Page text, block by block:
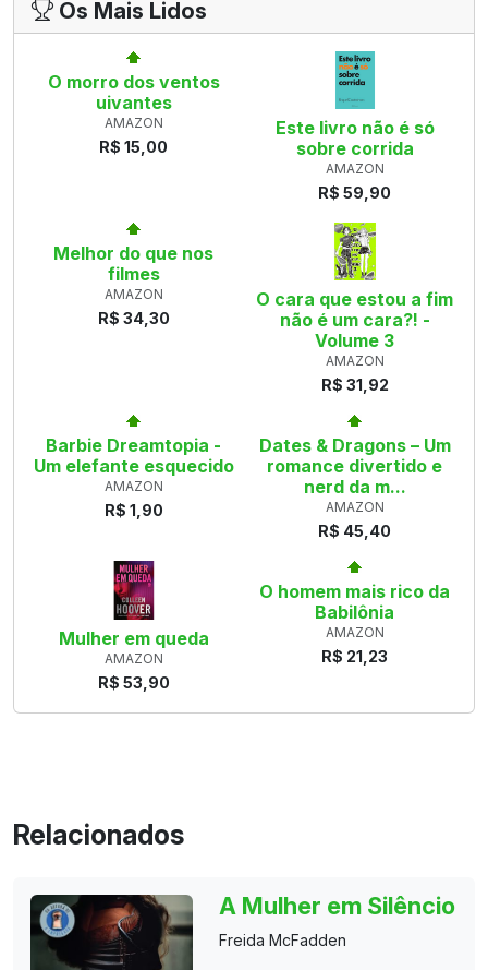
Os Mais Lidos
O morro dos ventos
uivantes
AMAZON
R$ 15,00
Este livro não é só
sobre corrida
AMAZON
R$ 59,90
Melhor do que nos
filmes
AMAZON
R$ 34,30
O cara que estou a fim
não é um cara?! -
Volume 3
AMAZON
R$ 31,92
Barbie Dreamtopia -
Um elefante esquecido
AMAZON
R$ 1,90
Dates & Dragons – Um
romance divertido e
nerd da m...
AMAZON
R$ 45,40
Mulher em queda
AMAZON
R$ 53,90
O homem mais rico da
Babilônia
AMAZON
R$ 21,23
Relacionados
A Mulher em Silêncio
Freida McFadden